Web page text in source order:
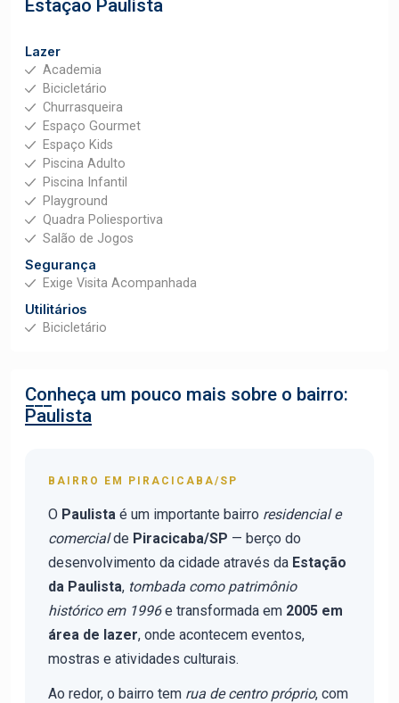
Estação Paulista
Lazer
Academia
Bicicletário
Churrasqueira
Espaço Gourmet
Espaço Kids
Piscina Adulto
Piscina Infantil
Playground
Quadra Poliesportiva
Salão de Jogos
Segurança
Exige Visita Acompanhada
Utilitários
Bicicletário
Conheça um pouco mais sobre o bairro:
Paulista
BAIRRO EM PIRACICABA/SP
O Paulista é um importante bairro residencial e
comercialde Piracicaba/SP — berço do
desenvolvimento da cidade através da Estação
da Paulista, tombada como patrimônio
histórico em 1996e transformada em 2005 em
área de lazer, onde acontecem eventos,
mostras e atividades culturais.
Ao redor, o bairro tem rua de centro próprio, com